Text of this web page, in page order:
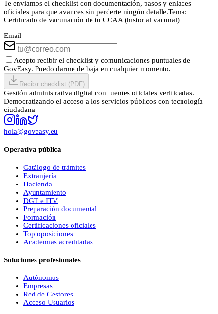
Te enviamos el checklist con documentación, pasos y enlaces
oficiales para que avances sin perderte ningún detalle.Tema:
Certificado de vacunación de tu CCAA (historial vacunal)
Email
Acepto recibir el checklist y comunicaciones puntuales de
GovEasy. Puedo darme de baja en cualquier momento.
Recibir checklist (PDF)
Gestión administrativa digital con fuentes oficiales verificadas.
Democratizando el acceso a los servicios públicos con tecnología
ciudadana.
hola@goveasy.eu
Operativa pública
Catálogo de trámites
Extranjería
Hacienda
Ayuntamiento
DGT e ITV
Preparación documental
Formación
Certificaciones oficiales
Top oposiciones
Academias acreditadas
Soluciones profesionales
Autónomos
Empresas
Red de Gestores
Acceso Usuarios